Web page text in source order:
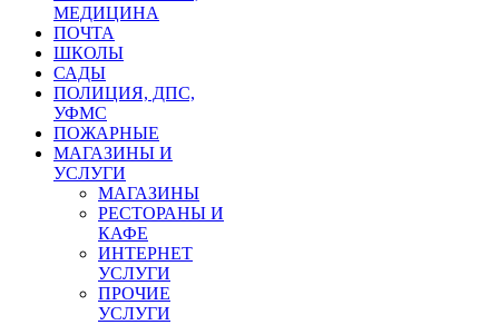
МЕДИЦИНА
ПОЧТА
ШКОЛЫ
САДЫ
ПОЛИЦИЯ, ДПС,
УФМС
ПОЖАРНЫЕ
МАГАЗИНЫ И
УСЛУГИ
МАГАЗИНЫ
РЕСТОРАНЫ И
КАФЕ
ИНТЕРНЕТ
УСЛУГИ
ПРОЧИЕ
УСЛУГИ